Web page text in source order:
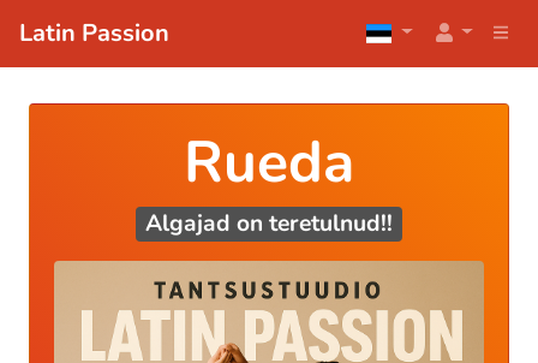
Latin Passion
Rueda
Algajad on teretulnud!!